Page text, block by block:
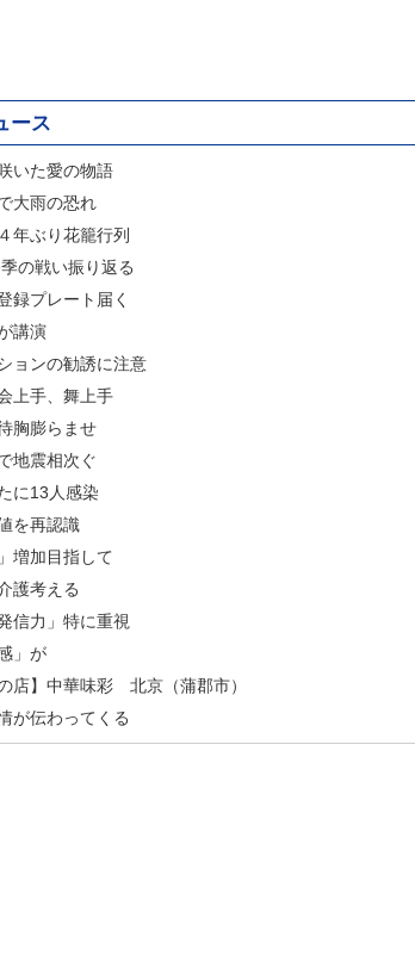
ース
いた愛の物語
大雨の恐れ
年ぶり花籠行列
の戦い振り返る
録プレート届く
講演
ョンの勧誘に注意
上手、舞上手
胸膨らませ
地震相次ぐ
に13人感染
を再認識
増加目指して
護考える
信力」特に重視
」が
店】中華味彩 北京（蒲郡市）
が伝わってくる